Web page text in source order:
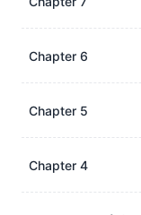
Chapter 6
Chapter 5
Chapter 4